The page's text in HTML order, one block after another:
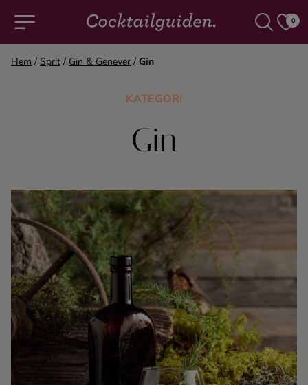
0
Champagne
Cocktails
Gin
Kaffe
Hem / Sprit / Gin & Genever / Gin
KATEGORI
Gin